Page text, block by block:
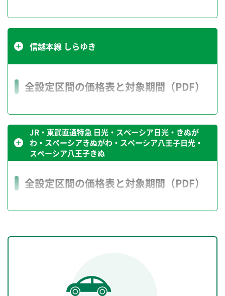
特急トクだ値1
10％割引
普通車指定席
30％割引
ご注意事項
信越本線 しらゆき
全設定区間の価格表と対象期間（PDF）
特急トクだ値1
普通車指定席
30％割引PDFが別ウィンドウで開き
JR・東武直通特急 日光・スペーシア日光・きぬが
わ・スペーシアきぬがわ・スペーシア八王子日光・
スペーシア八王子きぬ
全設定区間の価格表と対象期間（PDF）
特急トクだ値1